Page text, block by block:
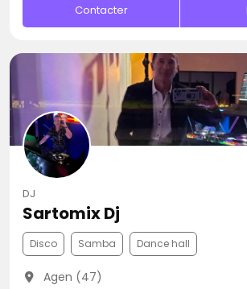
Contacter
DJ
Sartomix Dj
Disco Samba Dance hall
Agen (47)